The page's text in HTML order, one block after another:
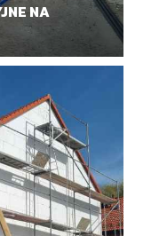
NA